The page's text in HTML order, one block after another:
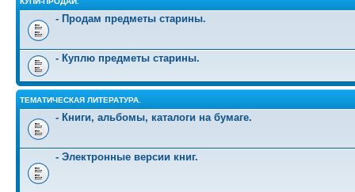
- Продам предметы старины.
- Куплю предметы старины.
ТЕМАТИЧЕСКАЯ ЛИТЕРАТУРА.
- Книги, альбомы, каталоги на бумаге.
- Электронные версии книг.